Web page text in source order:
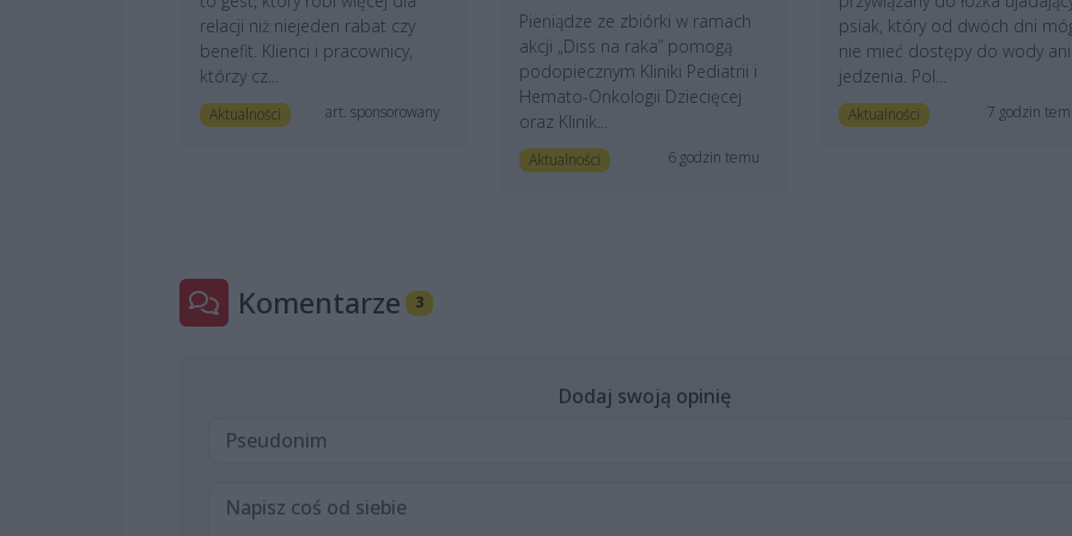
relacji niż niejeden rabat czy
benefit. Klienci i pracownicy,
którzy cz...
Aktualności art. sponsorowany
Pieniądze ze zbiórki w ramach
akcji „Diss na raka” pomogą
podopiecznym Kliniki Pediatrii i
Hemato-Onkologii Dziecięcej
oraz Klinik...
Aktualności 6 godzin temu
psiak, który od dwóch dni
nie mieć dostępy do wody ani
jedzenia. Pol...
Aktualności 7 godzin
Komentarze 3
Dodaj swoją opinię